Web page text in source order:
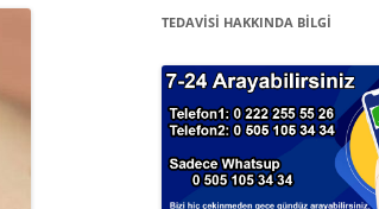
TEDAVISI HAKKINDA BILGI